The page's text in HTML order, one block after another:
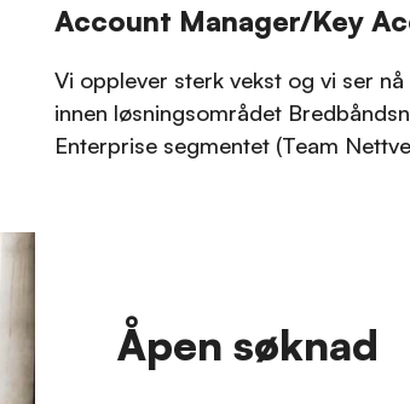
Account Manager/Key
Vi opplever sterk vekst og vi ser
innen løsningsområdet
Enterprise segmentet (Team
Åpen søknad